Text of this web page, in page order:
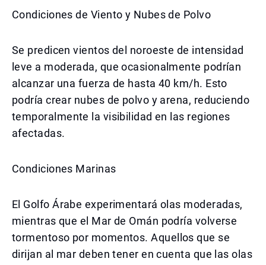
Condiciones de Viento y Nubes de Polvo
Se predicen vientos del noroeste de intensidad
leve a moderada, que ocasionalmente podrían
alcanzar una fuerza de hasta 40 km/h. Esto
podría crear nubes de polvo y arena, reduciendo
temporalmente la visibilidad en las regiones
afectadas.
Condiciones Marinas
El Golfo Árabe experimentará olas moderadas,
mientras que el Mar de Omán podría volverse
tormentoso por momentos. Aquellos que se
dirijan al mar deben tener en cuenta que las olas